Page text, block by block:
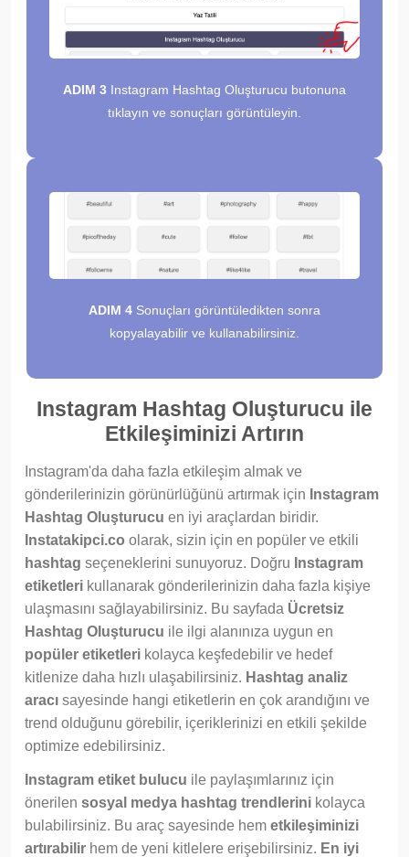
ADIM 3 Instagram Hashtag Oluşturucu butonuna
tıklayın ve sonuçları görüntüleyin.
ADIM 4 Sonuçları görüntüledikten sonra
kopyalayabilir ve kullanabilirsiniz.
Instagram Hashtag Oluşturucu ile
Etkileşiminizi Artırın
Instagram'da daha fazla etkileşim almak ve
gönderilerinizin görünürlüğünü artırmak için Instagram
Hashtag Oluşturucu en iyi araçlardan biridir.
Instatakipci.co olarak, sizin için en popüler ve etkili
hashtag seçeneklerini sunuyoruz. Doğru Instagram
etiketleri kullanarak gönderilerinizin daha fazla kişiye
ulaşmasını sağlayabilirsiniz. Bu sayfada Ücretsiz
Hashtag Oluşturucu ile ilgi alanınıza uygun en
popüler etiketleri kolayca keşfedebilir ve hedef
kitlenize daha hızlı ulaşabilirsiniz. Hashtag analiz
aracı sayesinde hangi etiketlerin en çok arandığını ve
trend olduğunu görebilir, içeriklerinizi en etkili şekilde
optimize edebilirsiniz.
Instagram etiket bulucu ile paylaşımlarınız için
önerilen sosyal medya hashtag trendlerini kolayca
bulabilirsiniz. Bu araç sayesinde hem etkileşiminizi
artırabilir hem de yeni kitlelere erişebilirsiniz. En iyi